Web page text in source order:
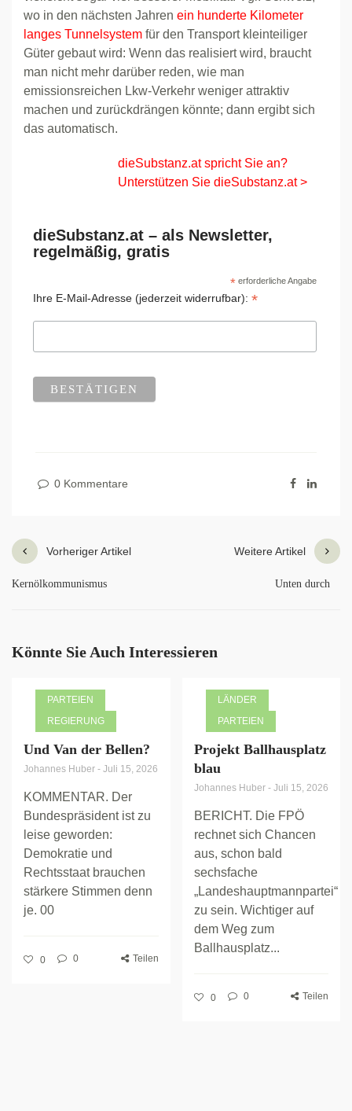
wo in den nächsten Jahren ein hunderte Kilometer
langes Tunnelsystem für den Transport kleinteiliger
Güter gebaut wird: Wenn das realisiert wird, braucht
man nicht mehr darüber reden, wie man
emissionsreichen Lkw-Verkehr weniger attraktiv
machen und zurückdrängen könnte; dann ergibt sich
das automatisch.
dieSubstanz.at spricht Sie an?
Unterstützen Sie dieSubstanz.at >
dieSubstanz.at – als Newsletter,
regelmäßig, gratis
*erforderliche Angabe
Ihre E-Mail-Adresse (jederzeit widerrufbar): *
0 Kommentare
Vorheriger Artikel
Kernölkommunismus
Weitere Artikel
Unten durch
Könnte Sie Auch Interessieren
PARTEIEN
REGIERUNG
Und Van der Bellen?
Johannes Huber - Juli 15, 2026
KOMMENTAR. Der
Bundespräsident ist zu
leise geworden:
Demokratie und
Rechtsstaat brauchen
stärkere Stimmen denn
je. 00
0 0 Teilen
LÄNDER
PARTEIEN
Projekt Ballhausplatz
blau
Johannes Huber - Juli 15, 2026
BERICHT. Die FPÖ
rechnet sich Chancen
aus, schon bald
sechsfache
„Landeshauptmannpartei“
zu sein. Wichtiger auf
dem Weg zum
Ballhausplatz...
0 0 Teilen